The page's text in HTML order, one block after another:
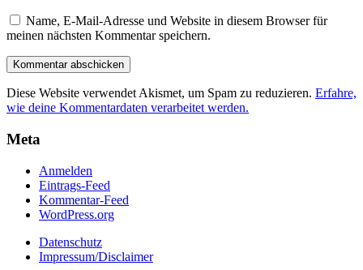
Name, E-Mail-Adresse und Website in diesem Browser für
meinen nächsten Kommentar speichern.
Diese Website verwendet Akismet, um Spam zu reduzieren. Erfahre,
wie deine Kommentardaten verarbeitet werden.
Meta
Anmelden
Eintrags-Feed
Kommentar-Feed
WordPress.org
Datenschutz
Impressum/Disclaimer